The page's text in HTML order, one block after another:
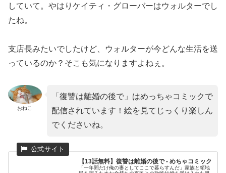
していて。やはりケイティ・グローバーはウォルターでし
たね。
支店長みたいでしたけど、ウォルターが今どんな生活を送
っているのか？そこも気になりますよねぇ。
おねこ
「復讐は離婚の後で」はめっちゃコミックで
配信されています！絵を見てじっくり楽しん
でくださいね。
【13話無料】復讐は離婚の後で - めちゃコミック
「一年間だけ俺の妻としてここで暮らすんだ」家族と領地